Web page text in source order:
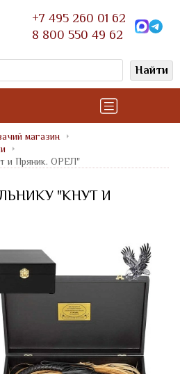
+7 495 260 01 62
8 800 550 49 62
Найти
магазин
и Пряник. ОРЕЛ"
"КНУТ И